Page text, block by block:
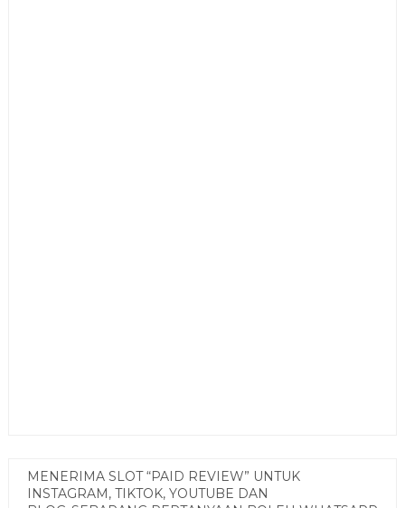
MENERIMA SLOT “PAID REVIEW” UNTUK
INSTAGRAM, TIKTOK, YOUTUBE DAN